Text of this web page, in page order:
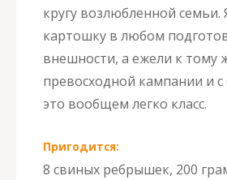
кругу возлюбленной
картошку в любом
внешности, а ежели к тому
превосходной кампании и
это вообщем легко класс.
Пригодится:
8 свиных ребрышек, 200